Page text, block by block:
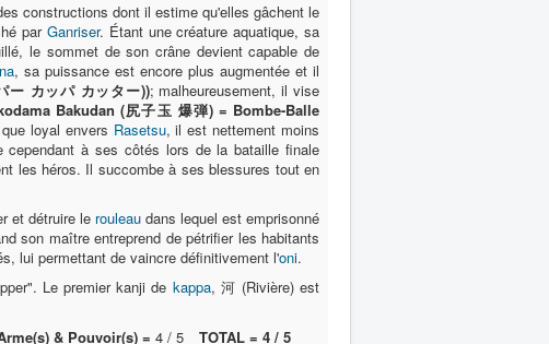
constructions dont il estime qu'elles gâchent le
par Ganriser. Étant une créature aquatique, sa
le sommet de son crâne devient capable de
, sa puissance est encore plus augmentée et il
ー カッパ カッター)); malheureusement, il vise
Bakudan (尻子玉 爆弾) = Bombe-Balle
loyal envers Rasetsu, il est nettement moins
à ses côtés lors de la bataille finale
les héros. Il succombe à ses blessures tout en
et détruire le rouleaudans lequel est emprisonné
son maître entreprend de pétrifier les habitants
lui permettant de vaincre définitivement l'oni.
Le premier kanji de kappa, 河 (Rivière) est
& Pouvoir(s) = 4 / 5 TOTAL = 4 / 5